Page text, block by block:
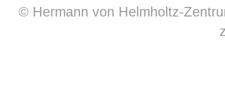
© Hermann von Helmholtz-